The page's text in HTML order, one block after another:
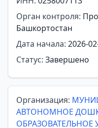
Орган контроля:
Башкортостан
Дата начала: 2026-
Статус: Завершено
Организация:
АВТОНОМНОЕ
ОБРАЗОВАТЕЛЬНОЕ